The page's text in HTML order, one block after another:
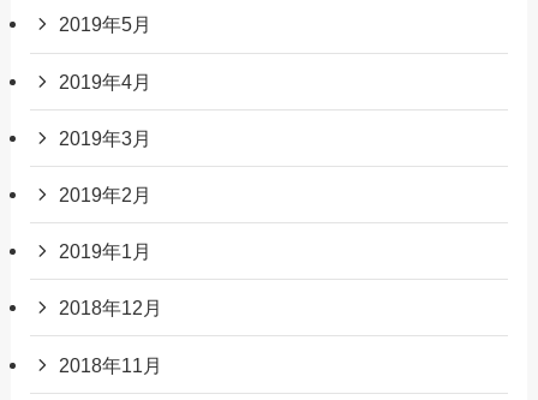
2019年5月
2019年4月
2019年3月
2019年2月
2019年1月
2018年12月
2018年11月